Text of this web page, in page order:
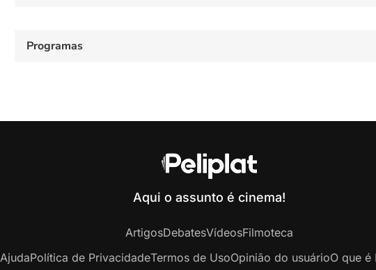
Programas
Aqui o assunto é cinema!
ArtigosDebatesVídeosFilmoteca
AjudaPolítica de PrivacidadeTermos de UsoOpinião do usuárioO que é